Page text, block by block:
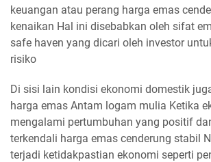
keuangan atau perang harga emas
kenaikan Hal ini disebabkan oleh sifat
safe haven yang dicari oleh investor
risiko
Di sisi lain kondisi ekonomi domestik
harga emas Antam logam mulia Ketika
mengalami pertumbuhan yang positif
terkendali harga emas cenderung stabil
terjadi ketidakpastian ekonomi seperti